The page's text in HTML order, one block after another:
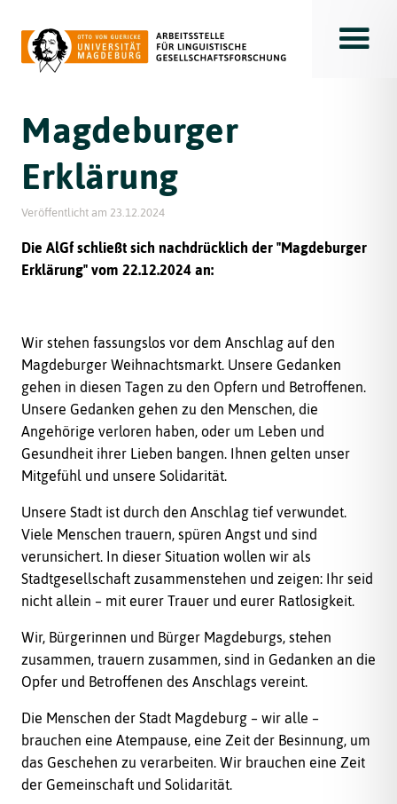
Magdeburger
Erklärung
Veröffentlicht am 23.12.2024
Die AlGf schließt sich nachdrücklich der "Magdeburger
Erklärung" vom 22.12.2024 an:
Wir stehen fassungslos vor dem Anschlag auf den
Magdeburger Weihnachtsmarkt. Unsere Gedanken
gehen in diesen Tagen zu den Opfern und Betroffenen.
Unsere Gedanken gehen zu den Menschen, die
Angehörige verloren haben, oder um Leben und
Gesundheit ihrer Lieben bangen. Ihnen gelten unser
Mitgefühl und unsere Solidarität.
Unsere Stadt ist durch den Anschlag tief verwundet.
Viele Menschen trauern, spüren Angst und sind
verunsichert. In dieser Situation wollen wir als
Stadtgesellschaft zusammenstehen und zeigen: Ihr seid
nicht allein – mit eurer Trauer und eurer Ratlosigkeit.
Wir, Bürgerinnen und Bürger Magdeburgs, stehen
zusammen, trauern zusammen, sind in Gedanken an die
Opfer und Betroffenen des Anschlags vereint.
Die Menschen der Stadt Magdeburg – wir alle –
brauchen eine Atempause, eine Zeit der Besinnung, um
das Geschehen zu verarbeiten. Wir brauchen eine Zeit
der Gemeinschaft und Solidarität.